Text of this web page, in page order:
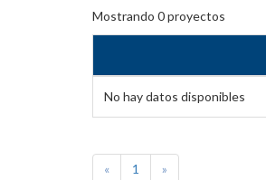
Mostrando 0proyectos
No hay datos disponibles
« 1 »